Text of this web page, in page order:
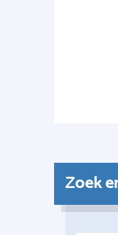
Zoek